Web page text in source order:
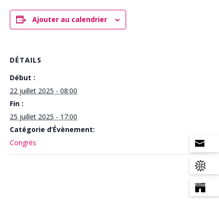
Ajouter au calendrier
DÉTAILS
Début :
22 juillet 2025 - 08:00
Fin :
25 juillet 2025 - 17:00
Catégorie d’Évènement:
Congrès